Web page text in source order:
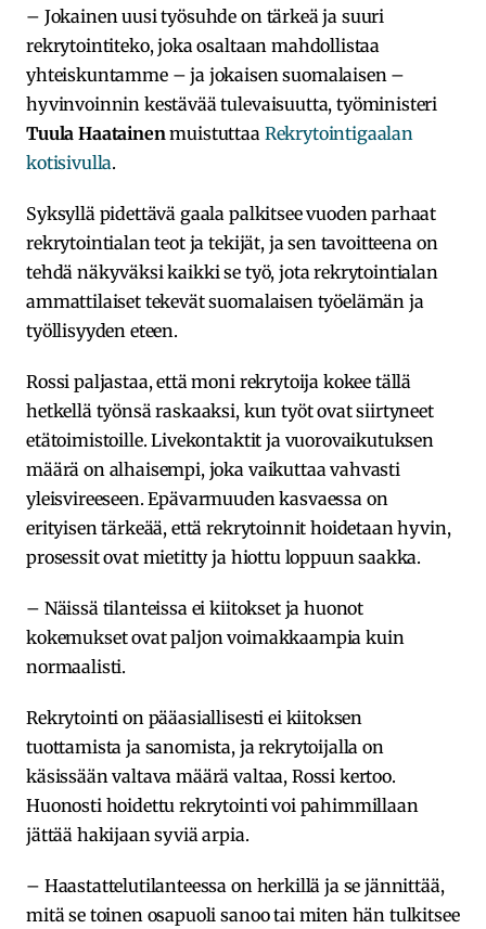
– Jokainen uusi työsuhde on tärkeä ja suuri
rekrytointiteko, joka osaltaan mahdollistaa
yhteiskuntamme – ja jokaisen suomalaisen –
hyvinvoinnin kestävää tulevaisuutta, työministeri
Tuula Haatainen muistuttaa Rekrytointigaalan
kotisivulla.
Syksyllä pidettävä gaala palkitsee vuoden parhaat
rekrytointialan teot ja tekijät, ja sen tavoitteena on
tehdä näkyväksi kaikki se työ, jota rekrytointialan
ammattilaiset tekevät suomalaisen työelämän ja
työllisyyden eteen.
Rossi paljastaa, että moni rekrytoija kokee tällä
hetkellä työnsä raskaaksi, kun työt ovat siirtyneet
etätoimistoille. Livekontaktit ja vuorovaikutuksen
määrä on alhaisempi, joka vaikuttaa vahvasti
yleisvireeseen. Epävarmuuden kasvaessa on
erityisen tärkeää, että rekrytoinnit hoidetaan hyvin,
prosessit ovat mietitty ja hiottu loppuun saakka.
– Näissä tilanteissa ei kiitokset ja huonot
kokemukset ovat paljon voimakkaampia kuin
normaalisti.
Rekrytointi on pääasiallisesti ei kiitoksen
tuottamista ja sanomista, ja rekrytoijalla on
käsissään valtava määrä valtaa, Rossi kertoo.
Huonosti hoidettu rekrytointi voi pahimmillaan
jättää hakijaan syviä arpia.
– Haastattelutilanteessa on herkillä ja se jännittää,
mitä se toinen osapuoli sanoo tai miten hän tulkitsee